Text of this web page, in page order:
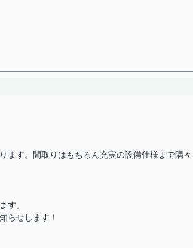
ます。間取りはもちろん充実の設備仕様まで隅
す。
らせします！